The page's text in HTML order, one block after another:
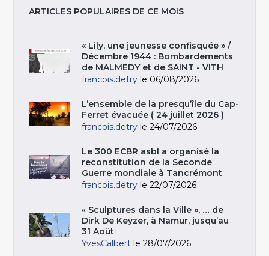
ARTICLES POPULAIRES DE CE MOIS
« Lily, une jeunesse confisquée » /
Décembre 1944 : Bombardements
de MALMEDY et de SAINT - VITH
francois.detry le 06/08/2026
L’ensemble de la presqu’île du Cap-
Ferret évacuée ( 24 juillet 2026 )
francois.detry le 24/07/2026
Le 300 ECBR asbl a organisé la
reconstitution de la Seconde
Guerre mondiale à Tancrémont
francois.detry le 22/07/2026
« Sculptures dans la Ville », … de
Dirk De Keyzer, à Namur, jusqu’au
31 Août
YvesCalbert le 28/07/2026